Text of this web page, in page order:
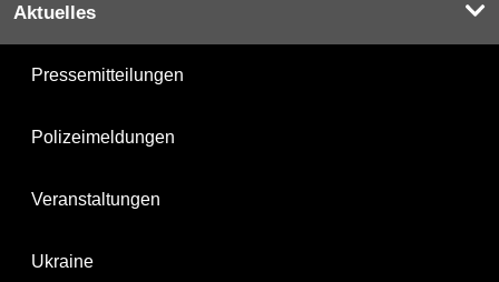
Aktuelles
Pressemitteilungen
Polizeimeldungen
Veranstaltungen
Ukraine